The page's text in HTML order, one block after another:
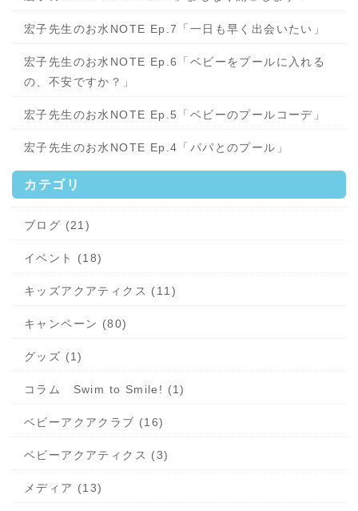
宏子先生のお水NOTE Ep.7「一日も早く出会いたい」
宏子先生のお水NOTE Ep.6「ベビーをプールに入れる
の、不安ですか？」
宏子先生のお水NOTE Ep.5「ベビーのプールコーデ」
宏子先生のお水NOTE Ep.4「パパとのプール」
カテゴリ
ブログ (21)
イベント (18)
キッズアクアティクス (11)
キャンペーン (80)
グッズ (1)
コラム Swim to Smile! (1)
ベビーアクアクラブ (16)
ベビーアクアティクス (3)
メディア (13)